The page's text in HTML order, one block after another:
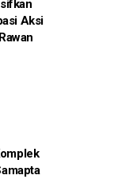
Aksi